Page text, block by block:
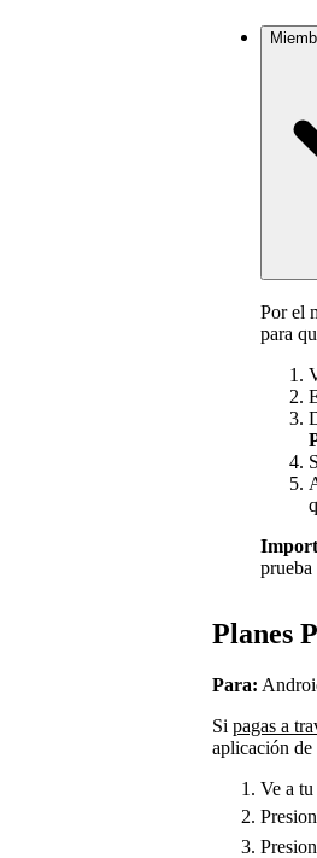
Por el
para
prueba
Planes
Para:
Si pagas a
aplicación
Ve a